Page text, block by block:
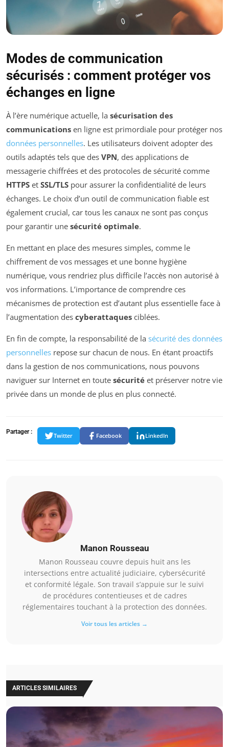
Modes de communication
sécurisés : comment protéger vos
échanges en ligne
À l’ère numérique actuelle, la sécurisation des
communications en ligne est primordiale pour protéger nos
données personnelles. Les utilisateurs doivent adopter des
outils adaptés tels que des VPN, des applications de
messagerie chiffrées et des protocoles de sécurité comme
HTTPS et SSL/TLS pour assurer la confidentialité de leurs
échanges. Le choix d’un outil de communication fiable est
également crucial, car tous les canaux ne sont pas conçus
pour garantir une sécurité optimale.
En mettant en place des mesures simples, comme le
chiffrement de vos messages et une bonne hygiène
numérique, vous rendriez plus difficile l’accès non autorisé à
vos informations. L’importance de comprendre ces
mécanismes de protection est d’autant plus essentielle face à
l’augmentation des cyberattaques ciblées.
En fin de compte, la responsabilité de la sécurité des données
personnelles repose sur chacun de nous. En étant proactifs
dans la gestion de nos communications, nous pouvons
naviguer sur Internet en toute sécurité et préserver notre vie
privée dans un monde de plus en plus connecté.
Partager :
Twitter Facebook LinkedIn
Manon Rousseau
Manon Rousseau couvre depuis huit ans les
intersections entre actualité judiciaire, cybersécurité
et conformité légale. Son travail s’appuie sur le suivi
de procédures contentieuses et de cadres
réglementaires touchant à la protection des données.
Voir tous les articles →
ARTICLES SIMILAIRES